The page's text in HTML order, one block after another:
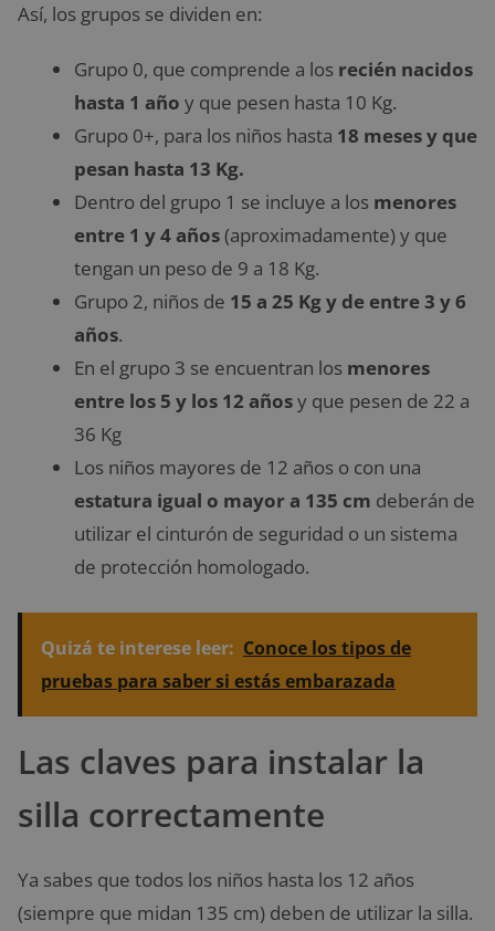
Así, los grupos se dividen en:
Grupo 0, que comprende a los recién nacidos
hasta 1 año y que pesen hasta 10 Kg.
Grupo 0+, para los niños hasta 18 meses y que
pesan hasta 13 Kg.
Dentro del grupo 1 se incluye a los menores
entre 1 y 4 años(aproximadamente) y que
tengan un peso de 9 a 18 Kg.
Grupo 2, niños de 15 a 25 Kg y de entre 3 y 6
años.
En el grupo 3 se encuentran los menores
entre los 5 y los 12 añosy que pesen de 22 a
36 Kg
Los niños mayores de 12 años o con una
estatura igual o mayor a 135 cm deberán de
utilizar el cinturón de seguridad o un sistema
de protección homologado.
Quizá te interese leer: Conoce los tipos de
pruebas para saber si estás embarazada
Las claves para instalar la
silla correctamente
Ya sabes que todos los niños hasta los 12 años
(siempre que midan 135 cm) deben de utilizar la silla.